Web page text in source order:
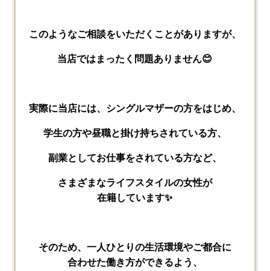
このような​ご相談を​いただく​ことがありますが、
当店では​まったく​問題​ありません😊
実際に​当店には、​シングルマザーの​方を​はじめ、
学生の​方や​昼職と​掛け​持ちされている方、
副業と​してお仕事を​されている​方など、
さまざまな​ライフスタイルの​女性が​
在籍しています✨
その​ため、​一人​ひとりの​生活環境や​ご都合に​
合わせた​働き方が​できるよう、